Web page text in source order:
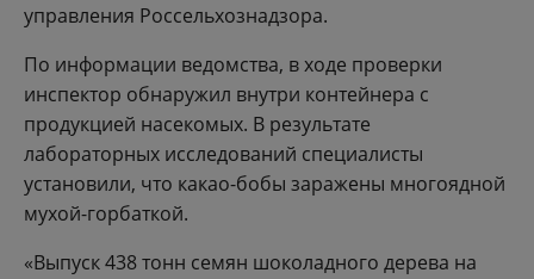
управления Россельхознадзора.
По информации ведомства, в ходе проверки
инспектор обнаружил внутри контейнера с
продукцией насекомых. В результате
лабораторных исследований специалисты
установили, что какао-бобы заражены многоядной
мухой-горбаткой.
«Выпуск 438 тонн семян шоколадного дерева на